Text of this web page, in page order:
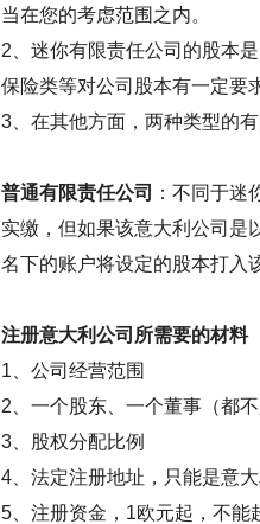
当在您的考虑范围之内。
2、迷你有限责任公司的股本
保险类等对公司股本有一定要
3、在其他方面，两种类型的
普通有限责任公司
：不同于
实缴，但如果该意大利公司是
名下的账户将设定的股本打入
注册意大利公司所需要的材料
1、公司经营范围
2、一个股东、一个董事（都
3、股权分配比例
4、法定注册地址，只能是意
5、注册资金，1欧元起，不能